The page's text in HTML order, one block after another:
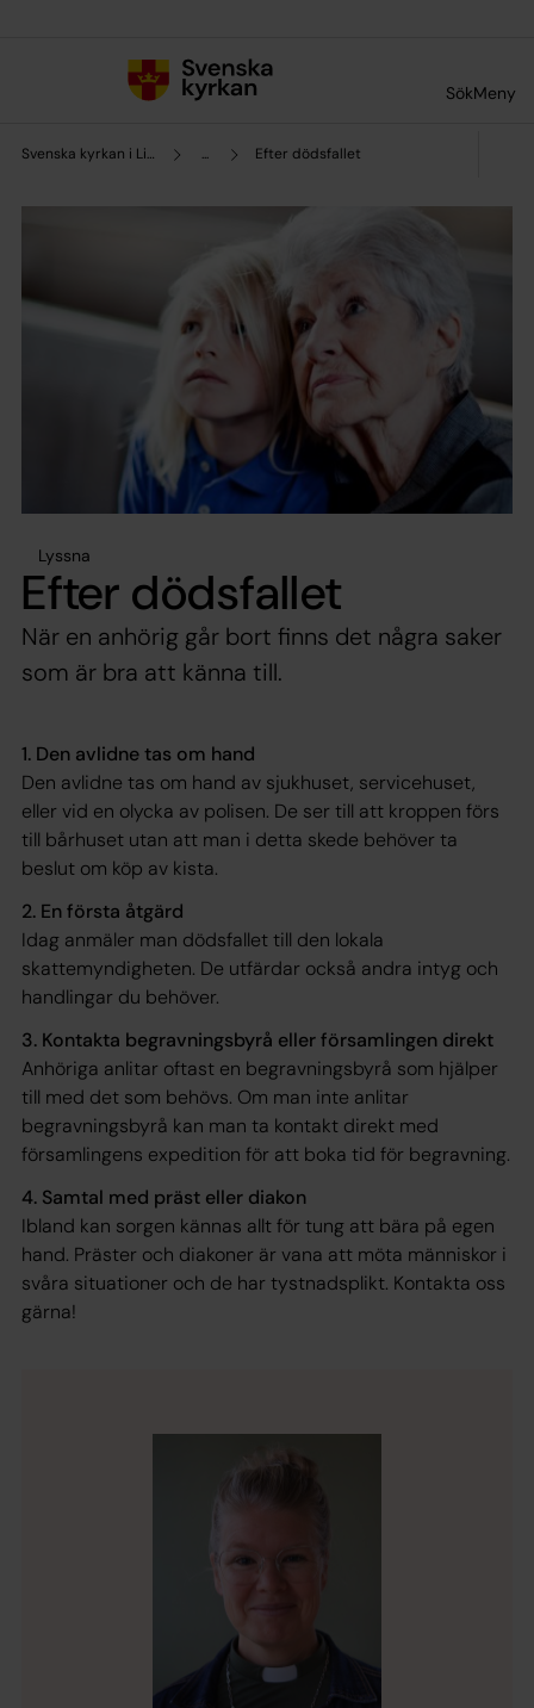
SökMeny
Svenska kyrkan i Lilla Edet ... Efter dödsfallet
Lyssna
Efter dödsfallet
När en anhörig går bort finns det några saker
som är bra att känna till.
1. Den avlidne tas om hand
Den avlidne tas om hand av sjukhuset, servicehuset,
eller vid en olycka av polisen. De ser till att kroppen förs
till bårhuset utan att man i detta skede behöver ta
beslut om köp av kista.
2. En första åtgärd
Idag anmäler man dödsfallet till den lokala
skattemyndigheten. De utfärdar också andra intyg och
handlingar du behöver.
3. Kontakta begravningsbyrå eller församlingen direkt
Anhöriga anlitar oftast en begravningsbyrå som hjälper
till med det som behövs. Om man inte anlitar
begravningsbyrå kan man ta kontakt direkt med
församlingens expedition för att boka tid för begravning.
4. Samtal med präst eller diakon
Ibland kan sorgen kännas allt för tung att bära på egen
hand. Präster och diakoner är vana att möta människor i
svåra situationer och de har tystnadsplikt. Kontakta oss
gärna!